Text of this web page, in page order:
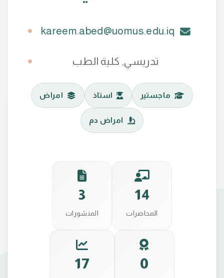
kareem.abed@uomus.edu.iq
تدريسي, كلية الطب
ماجستير استاذ امراض
امراض دم
14
المحاضرات
3
المنشورات
0
17